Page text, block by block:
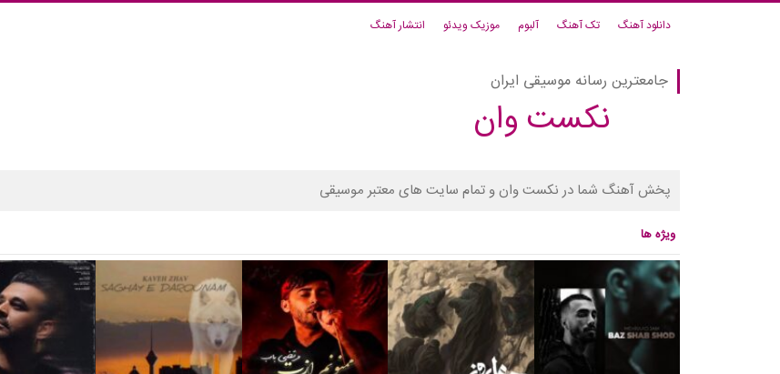
دانلود آهنگ تک آهنگ آلبوم موزیک ویدئو انتشار آهنگ
جامعترین رسانه موسیقی ایران
نکست وان
پخش آهنگ شما در نکست وان و تمام سایت های معتبر موسیقی
ویژه ها